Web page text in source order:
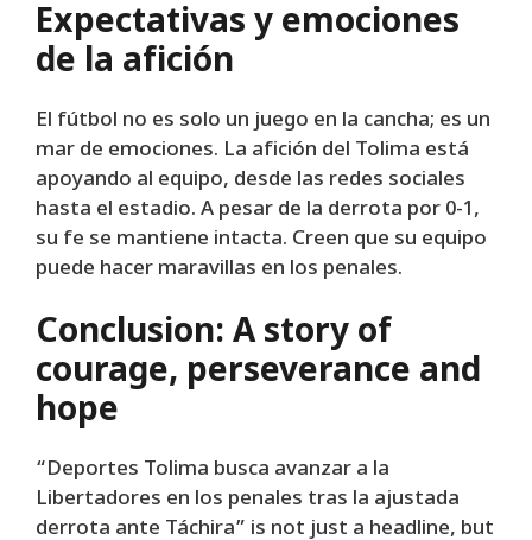
Expectativas y emociones
de la afición
El fútbol no es solo un juego en la cancha; es un
mar de emociones. La afición del Tolima está
apoyando al equipo, desde las redes sociales
hasta el estadio. A pesar de la derrota por 0-1,
su fe se mantiene intacta. Creen que su equipo
puede hacer maravillas en los penales.
Conclusion: A story of
courage, perseverance and
hope
“Deportes Tolima busca avanzar a la
Libertadores en los penales tras la ajustada
derrota ante Táchira” is not just a headline, but